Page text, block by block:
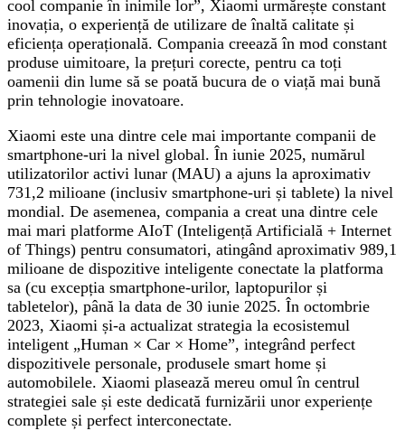
cool companie în inimile lor”, Xiaomi urmărește constant
inovația, o experiență de utilizare de înaltă calitate și
eficiența operațională. Compania creează în mod constant
produse uimitoare, la prețuri corecte, pentru ca toți
oamenii din lume să se poată bucura de o viață mai bună
prin tehnologie inovatoare.
Xiaomi este una dintre cele mai importante companii de
smartphone-uri la nivel global. În iunie 2025, numărul
utilizatorilor activi lunar (MAU) a ajuns la aproximativ
731,2 milioane (inclusiv smartphone-uri și tablete) la nivel
mondial. De asemenea, compania a creat una dintre cele
mai mari platforme AIoT (Inteligență Artificială + Internet
of Things) pentru consumatori, atingând aproximativ 989,1
milioane de dispozitive inteligente conectate la platforma
sa (cu excepția smartphone-urilor, laptopurilor și
tabletelor), până la data de 30 iunie 2025. În octombrie
2023, Xiaomi și-a actualizat strategia la ecosistemul
inteligent „Human × Car × Home”, integrând perfect
dispozitivele personale, produsele smart home și
automobilele. Xiaomi plasează mereu omul în centrul
strategiei sale și este dedicată furnizării unor experiențe
complete și perfect interconectate.